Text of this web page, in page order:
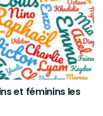
et féminins les